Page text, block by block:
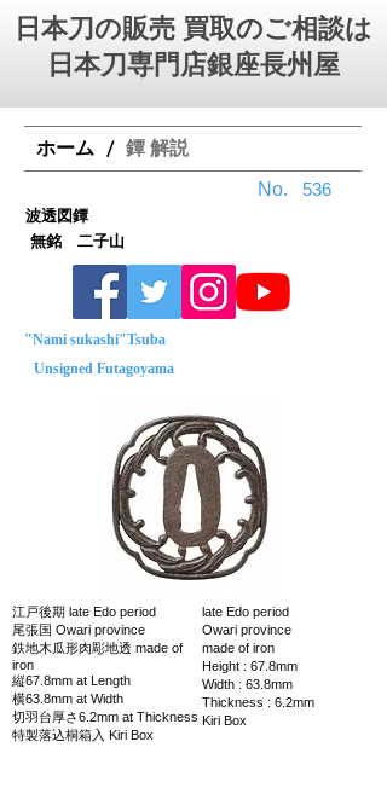
日本刀の販売 買取のご相談は
日本刀専門店銀座⻑州屋
ホーム / 鐔 解説
No.
無銘 二子山
"Nami sukashi"Tsuba
Unsigned Futagoyama
江戸後期 late Edo period
尾張国 Owari province
鉄地木瓜形肉彫地透 made of
iron
縦67.8mm at Length
横63.8mm at Width
切羽台厚さ6.2mm at Thickness
特製落込桐箱入 Kiri Box
late Edo period
Owari province
made of iron
Height : 67.8mm
Width : 63.8mm
Thickness : 6.2mm
Kiri Box
波透図鐔
536